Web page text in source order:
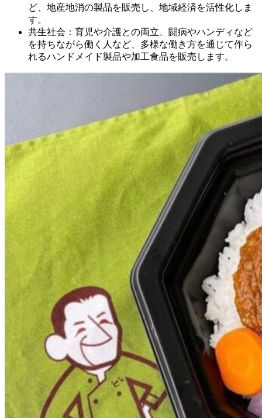
ど、地産地消の製品を販売し、地域経済を活性化しま
す。
共生社会：育児や介護との両立、闘病やハンディなど
を持ちながら働く人など、多様な働き方を通じて作ら
れるハンドメイド製品や加工食品を販売します。